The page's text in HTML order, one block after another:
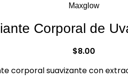
Maxglow
Corporal de
$8.00
corporal suavizante con